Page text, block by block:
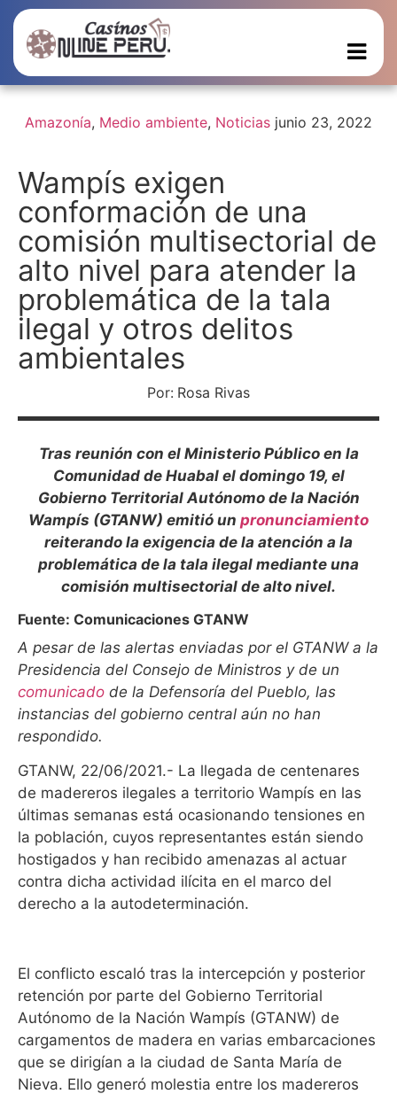
Amazonía, Medio ambiente, Noticias junio 23, 2022
Wampís exigen
conformación de una
comisión multisectorial de
alto nivel para atender la
problemática de la tala
ilegal y otros delitos
ambientales
Por: Rosa Rivas
Tras reunión con el Ministerio Público en la
Comunidad de Huabal el domingo 19, el
Gobierno Territorial Autónomo de la Nación
Wampís (GTANW) emitió un pronunciamiento
reiterando la exigencia de la atención a la
problemática de la tala ilegal mediante una
comisión multisectorial de alto nivel.
Fuente: Comunicaciones GTANW
A pesar de las alertas enviadas por el GTANW a la
Presidencia del Consejo de Ministros y de un
comunicado de la Defensoría del Pueblo, las
instancias del gobierno central aún no han
respondido.
GTANW, 22/06/2021.- La llegada de centenares
de madereros ilegales a territorio Wampís en las
últimas semanas está ocasionando tensiones en
la población, cuyos representantes están siendo
hostigados y han recibido amenazas al actuar
contra dicha actividad ilícita en el marco del
derecho a la autodeterminación.
El conflicto escaló tras la intercepción y posterior
retención por parte del Gobierno Territorial
Autónomo de la Nación Wampís (GTANW) de
cargamentos de madera en varias embarcaciones
que se dirigían a la ciudad de Santa María de
Nieva. Ello generó molestia entre los madereros